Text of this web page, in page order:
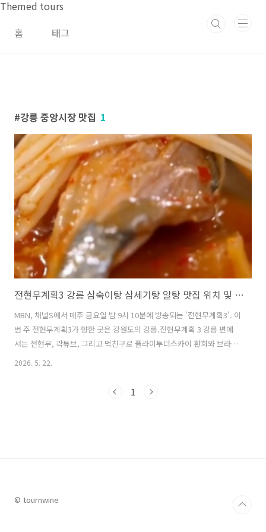
본문 바로가기
Themed tours
홈
태그
강릉 중앙시장 맛집 1
전현무계획3 강릉 삼숙이탕 삼세기탕 알탕 맛집 위치 및 방문팁 feat. 빨간맛특집
MBN, 채널S에서 매주 금요일 밤 9시 10분에 방송되는 '전현무계획3'. 이
번 주 전현무계획3가 향한 곳은 강원도의 강릉.전현무계획 3 강릉 편에
서는 전현무, 곽튜브, 그리고 먹친구로 플라이투더스카이 환희와 브라이
언이 합류하며 강릉의 '빨간 맛' 투어에 나선다. 전현무와 곽튜브는 중앙
중앙시장 상인들 사이에서 입소문 난 삼숙이탕(삼세기) 맛집을 방문한
2026. 5. 22.
1
© tournwine